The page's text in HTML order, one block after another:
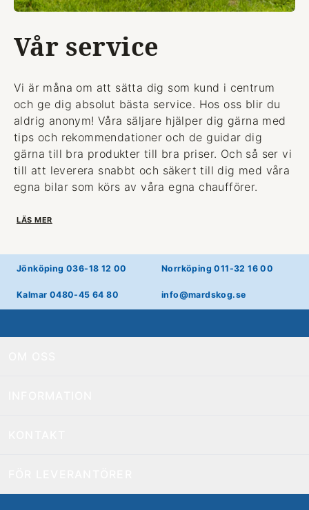
Vår service
Vi är måna om att sätta dig som kund i centrum
och ge dig absolut bästa service. Hos oss blir du
aldrig anonym! Våra säljare hjälper dig gärna med
tips och rekommendationer och de guidar dig
gärna till bra produkter till bra priser. Och så ser vi
till att leverera snabbt och säkert till dig med våra
egna bilar som körs av våra egna chaufförer.
LÄS MER
Jönköping 036-18 12 00 Norrköping 011-32 16 00
Kalmar 0480-45 64 80 info@mardskog.se